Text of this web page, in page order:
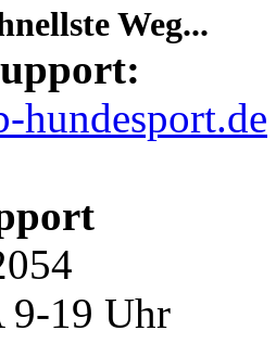
Weg...
hundesport.de
9-19 Uhr